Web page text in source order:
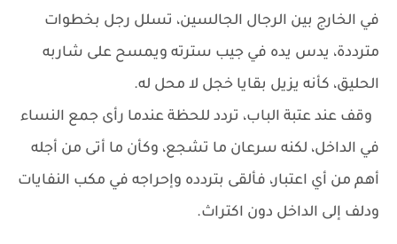
في الخارج بين الرجال الجالسين، تسلل رجل بخطوات
مترددة، يدس يده في جيب سترته ويمسح على شاربه
الحليق، كأنه يزيل بقايا خجل لا محل له.
وقف عند عتبة الباب، تردد للحظة عندما رأى جمع النساء
في الداخل، لكنه سرعان ما تشجع، وكأن ما أتى من أجله
أهم من أي اعتبار، فألقى بتردده وإحراجه في مكب النفايات
ودلف إلى الداخل دون اكتراث.